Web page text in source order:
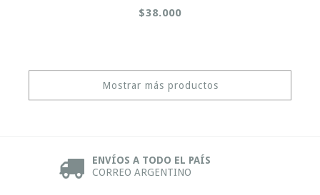
$38.000
Mostrar más productos
ENVÍOS A TODO EL PAÍS
CORREO ARGENTINO